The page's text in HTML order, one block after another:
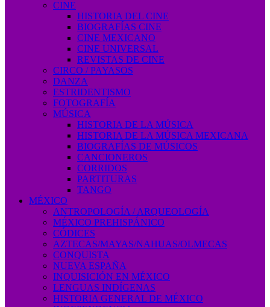
CINE
HISTORIA DEL CINE
BIOGRAFÍAS CINE
CINE MEXICANO
CINE UNIVERSAL
REVISTAS DE CINE
CIRCO / PAYASOS
DANZA
ESTRIDENTISMO
FOTOGRAFÍA
MÚSICA
HISTORIA DE LA MÚSICA
HISTORIA DE LA MÚSICA MEXICANA
BIOGRAFÍAS DE MÚSICOS
CANCIONEROS
CORRIDOS
PARTITURAS
TANGO
MÉXICO
ANTROPOLOGÍA / ARQUEOLOGÍA
MÉXICO PREHISPÁNICO
CÓDICES
AZTECAS/MAYAS/NAHUAS/OLMECAS
CONQUISTA
NUEVA ESPAÑA
INQUISICIÓN EN MÉXICO
LENGUAS INDÍGENAS
HISTORIA GENERAL DE MÉXICO